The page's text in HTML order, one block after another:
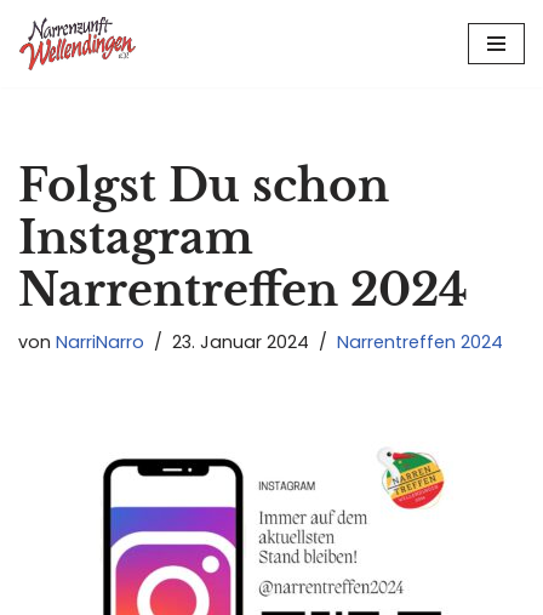
Zum
Folgst Du schon
Instagram
Narrentreffen 2024
von NarriNarro 23. Januar 2024 Narrentreffen 2024